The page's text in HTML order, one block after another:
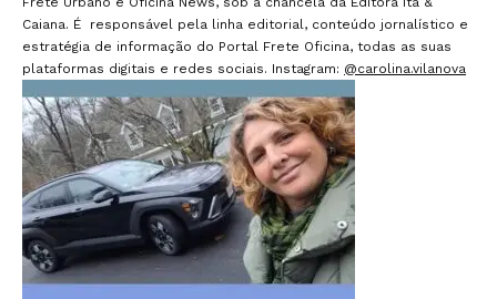
Caiana. É responsável pela linha editorial, conteúdo jornalístico e
estratégia de informação do Portal Frete Oficina, todas as suas
plataformas digitais e redes sociais. Instagram: @carolina.vilanova